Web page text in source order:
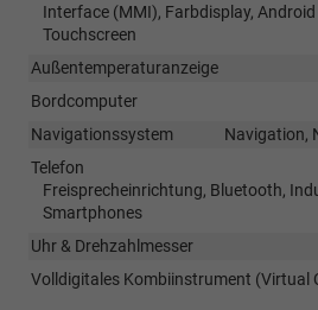
Interface (MMI), Farbdisplay, Android
Touchscreen
Außentemperaturanzeige
Bordcomputer
Navigationssystem
Navigation,
Telefon
Freisprecheinrichtung, Bluetooth,
Smartphones
Uhr & Drehzahlmesser
Volldigitales Kombiinstrument (Virtual